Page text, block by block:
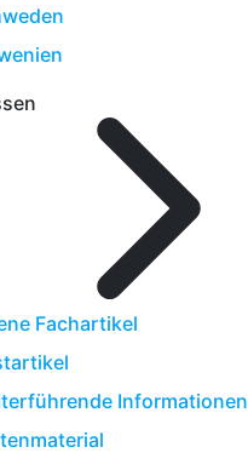
Fachartikel
Informationen